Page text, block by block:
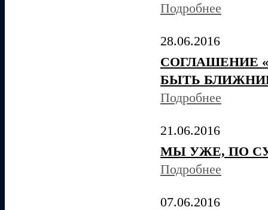
Подробнее
28.06.2016
СОГЛАШЕНИЕ
БЫТЬ
Подробнее
21.06.2016
МЫ УЖЕ, ПО
Подробнее
07.06.2016